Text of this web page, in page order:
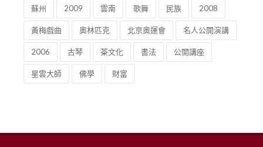
蘇州 2009 雲南 歌舞 民族 2008
黃梅戲曲 奧林匹克 北京奧運會 名人公開演講
2006 古琴 茶文化 書法 公開講座
星雲大師 佛學 財富